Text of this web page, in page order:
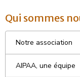
Qui sommes
Notre association
AIPAA, une équipe